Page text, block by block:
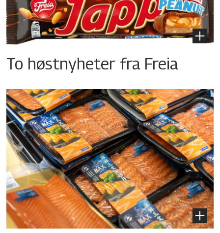
To høstnyheter fra Freia